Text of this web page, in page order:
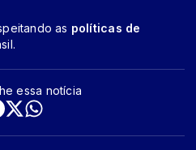
as políticas de
essa notícia